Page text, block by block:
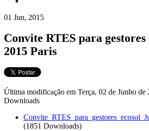
01 Jun, 2015
Convite RTES para gestores
2015 Paris
Última modificação em Terça, 02 de Junho de
Downloads
(1851 Downloads)